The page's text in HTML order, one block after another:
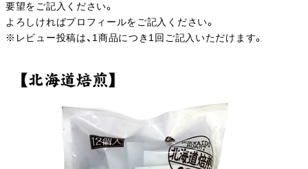
要望をご記入ください。
よろしければプロフィールをご記入ください。
※レビュー投稿は、1商品につき1回ご記入いただけます。